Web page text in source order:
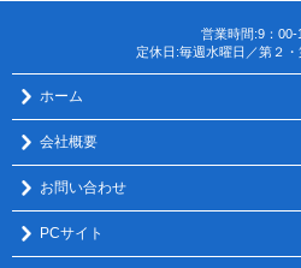
営業時間:9：00-
定休日:毎週水曜日／第２
ホーム
会社概要
お問い合わせ
PCサイト